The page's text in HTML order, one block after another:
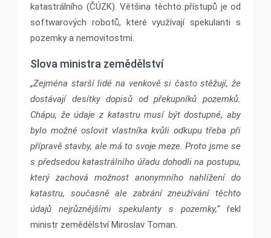
katastrálního (ČÚZK). Většina těchto přístupů je od
softwarových robotů, které využívají spekulanti s
pozemky a nemovitostmi.
Slova ministra zemědělství
„Zejména starší lidé na venkově si často stěžují, že
dostávají desítky dopisů od překupníků pozemků.
Chápu, že údaje z katastru musí být dostupné, aby
bylo možné oslovit vlastníka kvůli odkupu třeba při
přípravě stavby, ale má to svoje meze. Proto jsme se
s předsedou katastrálního úřadu dohodli na postupu,
který zachová možnost anonymního nahlížení do
katastru, současně ale zabrání zneužívání těchto
údajů nejrůznějšími spekulanty s pozemky,“ řekl
ministr zemědělství Miroslav Toman.